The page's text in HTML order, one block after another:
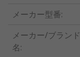
メーカー型番:
メーカー/ブランド
名: